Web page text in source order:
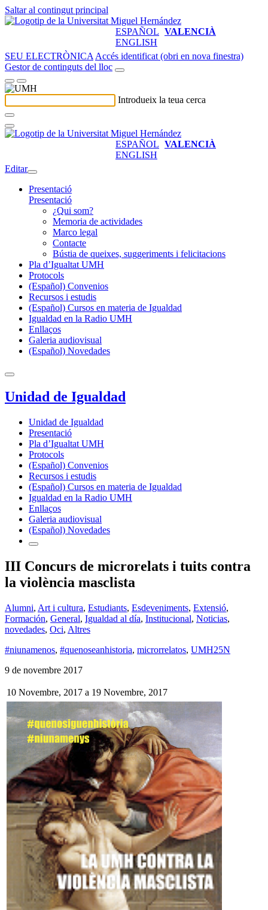
Saltar al contingut principal
ESPAÑOL VALENCIÀ
ENGLISH
SEU ELECTRÒNICA Accés identificat (obri en nova finestra)
Gestor de continguts del lloc
Introdueix la teua cerca
ESPAÑOL VALENCIÀ
ENGLISH
Editar
Presentació
Presentació
¿Qui som?
Memoria de actividades
Marco legal
Contacte
Bústia de queixes, suggeriments i felicitacions
Pla d’Igualtat UMH
Protocols
(Español) Convenios
Recursos i estudis
(Español) Cursos en materia de Igualdad
Igualdad en la Radio UMH
Enllaços
Galeria audiovisual
(Español) Novedades
Unidad de Igualdad
Unidad de Igualdad
Presentació
Pla d’Igualtat UMH
Protocols
(Español) Convenios
Recursos i estudis
(Español) Cursos en materia de Igualdad
Igualdad en la Radio UMH
Enllaços
Galeria audiovisual
(Español) Novedades
III Concurs de microrelats i tuits contra
la violència masclista
Alumni, Art i cultura, Estudiants, Esdeveniments, Extensió,
Formación, General, Igualdad al día, Institucional, Noticias,
novedades, Oci, Altres
#niunamenos, #quenoseanhistoria, microrrelatos, UMH25N
9 de novembre 2017
10 Novembre, 2017 a 19 Novembre, 2017